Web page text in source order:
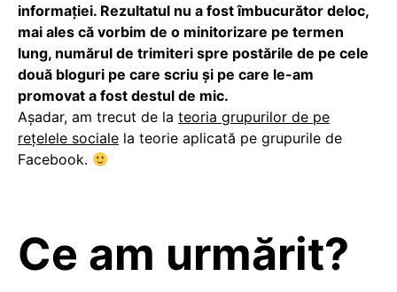
informației. Rezultatul nu a fost îmbucurător deloc,
mai ales că vorbim de o minitorizare pe termen
lung, numărul de trimiteri spre postările de pe cele
două bloguri pe care scriu și pe care le-am
promovat a fost destul de mic.
Așadar, am trecut de la teoria grupurilor de pe
rețelele sociale la teorie aplicată pe grupurile de
Facebook.
Ce am urmărit?